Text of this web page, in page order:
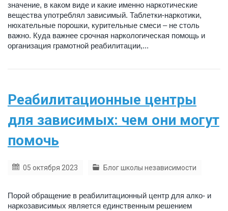
значение, в каком виде и какие именно наркотические
вещества употреблял зависимый. Таблетки-наркотики,
нюхательные порошки, курительные смеси – не столь
важно. Куда важнее срочная наркологическая помощь и
организация грамотной реабилитации,...
Реабилитационные центры
для зависимых: чем они могут
помочь
05 октября 2023 Блог школы независимости
Порой обращение в реабилитационный центр для алко- и
наркозависимых является единственным решением